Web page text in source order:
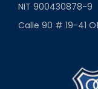
NIT 900430878-9
Calle 90 # 19-41